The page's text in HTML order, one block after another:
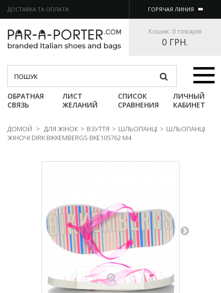
ДОСТАВКА ТА ОПЛАТА ГОРЯЧАЯ ЛИНИЯ
Кошик: 0 товарів
0 ГРН.
Категории
ОБРАТНАЯ
СВЯЗЬ
ЛИСТ
ЖЕЛАНИЙ
СПИСОК
СРАВНЕНИЯ
ЛИЧНЫЙ
КАБИНЕТ
ДОМОЙ > ДЛЯ ЖІНОК > ВЗУТТЯ > ШЛЬОПАНЦІ > ШЛЬОПАНЦІ
ЖІНОЧІ DIRK BIKKEMBERGS BKE105762 M4